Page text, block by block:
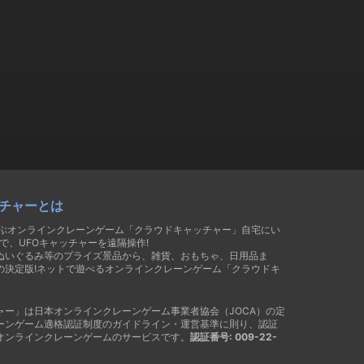
ャーとは
オンラインクレーンゲーム「クラウドキャッチャー」自宅にい
、UFOキャッチャーを遠隔操作!
いぐるみ等のプライズ景品から、雑貨、おもちゃ、日用品ま
決定版!ネットで遊べるオンラインクレーンゲーム「クラウドキ
ー」は日本オンラインクレーンゲーム事業者協会（JOCA）の定
ンゲーム適格認証制度のガイドライン・運営基準に則り、認証
ラインクレーンゲームのサービスです。 認証番号: 009-22-